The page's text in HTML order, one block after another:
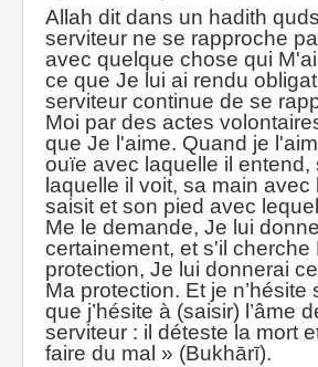
Allah dit dans un hadith
serviteur ne se rapproche
avec quelque chose qui
ce que Je lui ai rendu
serviteur continue de se
Moi par des actes
que Je l'aime. Quand je
ouïe avec laquelle il entend,
laquelle il voit, sa main avec
saisit et son pied avec
Me le demande, Je lui
certainement, et s'il cherche
protection, Je lui donnerai
Ma protection. Et je n’hésite
que j’hésite à (saisir) l’âme
serviteur : il déteste la mort
faire du mal » (Bukhārī).